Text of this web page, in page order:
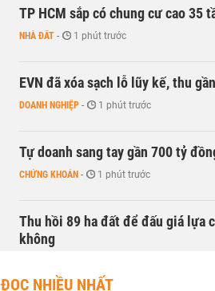
TP HCM sắp có chung cư cao 35
NHÀ ĐẤT - 1 phút trước
EVN đã xóa sạch lỗ lũy kế, thu
DOANH NGHIỆP - 1 phút trước
Tự doanh sang tay gần 700 tỷ
CHỨNG KHOÁN - 1 phút trước
Thu hồi 89 ha đất để đấu giá lựa
không
ĐỌC NHIỀU NHẤT